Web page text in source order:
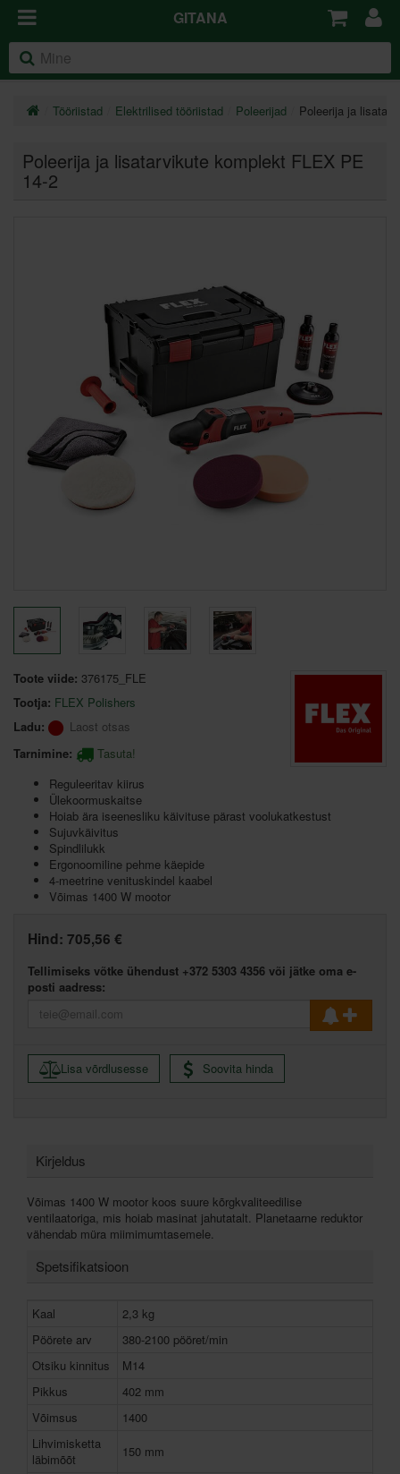
GITANA
Tööriistad Elektrilised tööriistad Poleerijad Poleerija ja
Poleerija ja lisatarvikute komplekt FLEX PE
14-2
Toote viide: 376175_FLE
Tootja: FLEX Polishers
Ladu:
Laost otsas
Tarnimine:
Tasuta!
Reguleeritav kiirus
Ülekoormuskaitse
Hoiab ära iseenesliku käivituse pärast voolukatkestust
Sujuvkäivitus
Spindlilukk
Ergonoomiline pehme käepide
4-meetrine venituskindel kaabel
Võimas 1400 W mootor
Hind: 705,56 €
Tellimiseks võtke ühendust +372 5303 4356 või jätke oma e-
posti aadress:
Lisa võrdlusesse Soovita hinda
Kirjeldus
Võimas 1400 W mootor koos suure kõrgkvaliteedilise
ventilaatoriga, mis hoiab masinat jahutatalt. Planetaarne reduktor
vähendab müra miimimumtasemele.
Spetsifikatsioon
Kaal
2,3 kg
Pöörete arv
380-2100 pööret/min
Otsiku kinnitus
M14
Pikkus
402 mm
Võimsus
1400
Lihvimisketta
läbimõõt
150 mm